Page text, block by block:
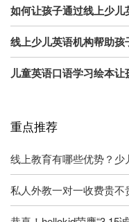
如何让孩子通过线上少儿
线上少儿英语机构帮助孩
儿童英语口语学习绘本
重点推荐
线上教育有哪些优势？少
私人外教一对一收费贵不